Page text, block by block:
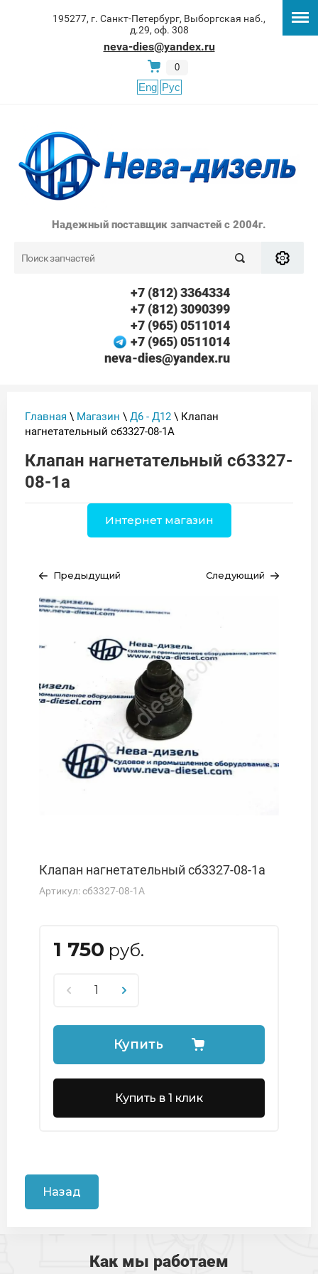
195277, г. Санкт-Петербург, Выборгская наб.,
д.29, оф. 308
neva-dies@yandex.ru
0
Eng Рус
Надежный поставщик запчастей с 2004г.
+7 (812) 3364334
+7 (812) 3090399
+7 (965) 0511014
+7 (965) 0511014
neva-dies@yandex.ru
Главная \ Магазин \ Д6 - Д12 \ Клапан
нагнетательный сб3327-08-1А
Клапан нагнетательный сб3327-
08-1а
Интернет магазин
Предыдущий Следующий
Клапан нагнетательный сб3327-08-1а
Артикул:сб3327-08-1А
1 750 руб.
Купить
Купить в 1 клик
Назад
Как мы работаем